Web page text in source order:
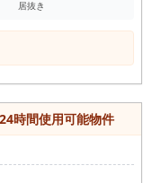
居抜き
時間使用可能物件